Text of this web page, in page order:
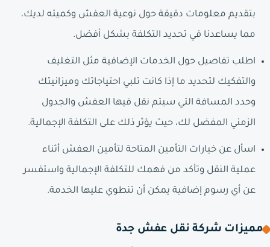
بتقديم معلومات دقيقة حول نوعية العفش وكميته لديك،
مما يساعدنا في تحديد التكلفة بشكل أفضل.
اطلب تفاصيل حول الخدمات الإضافية مثل التغليف
والتفكيك لتحديد ما إذا كانت تلبي احتياجاتك وميزانيتك
وحدد المسافة التي سيتم نقل فيها العفش والجدول
الزمني المفضل لك، حيث يؤثر ذلك على التكلفة الإجمالية.
اسأل عن خيارات التأمين المتاحة لتأمين العفش أثناء
عملية النقل وتأكد من فهمك للتكلفة الإجمالية واستفسر
عن أي رسوم إضافية يمكن أن تنطوي عليها الخدمة.
مميزات شركة نقل عفش جدة